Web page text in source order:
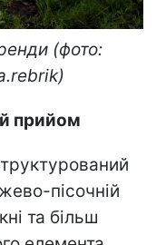
(фото:
прийом
пісочній
та більш